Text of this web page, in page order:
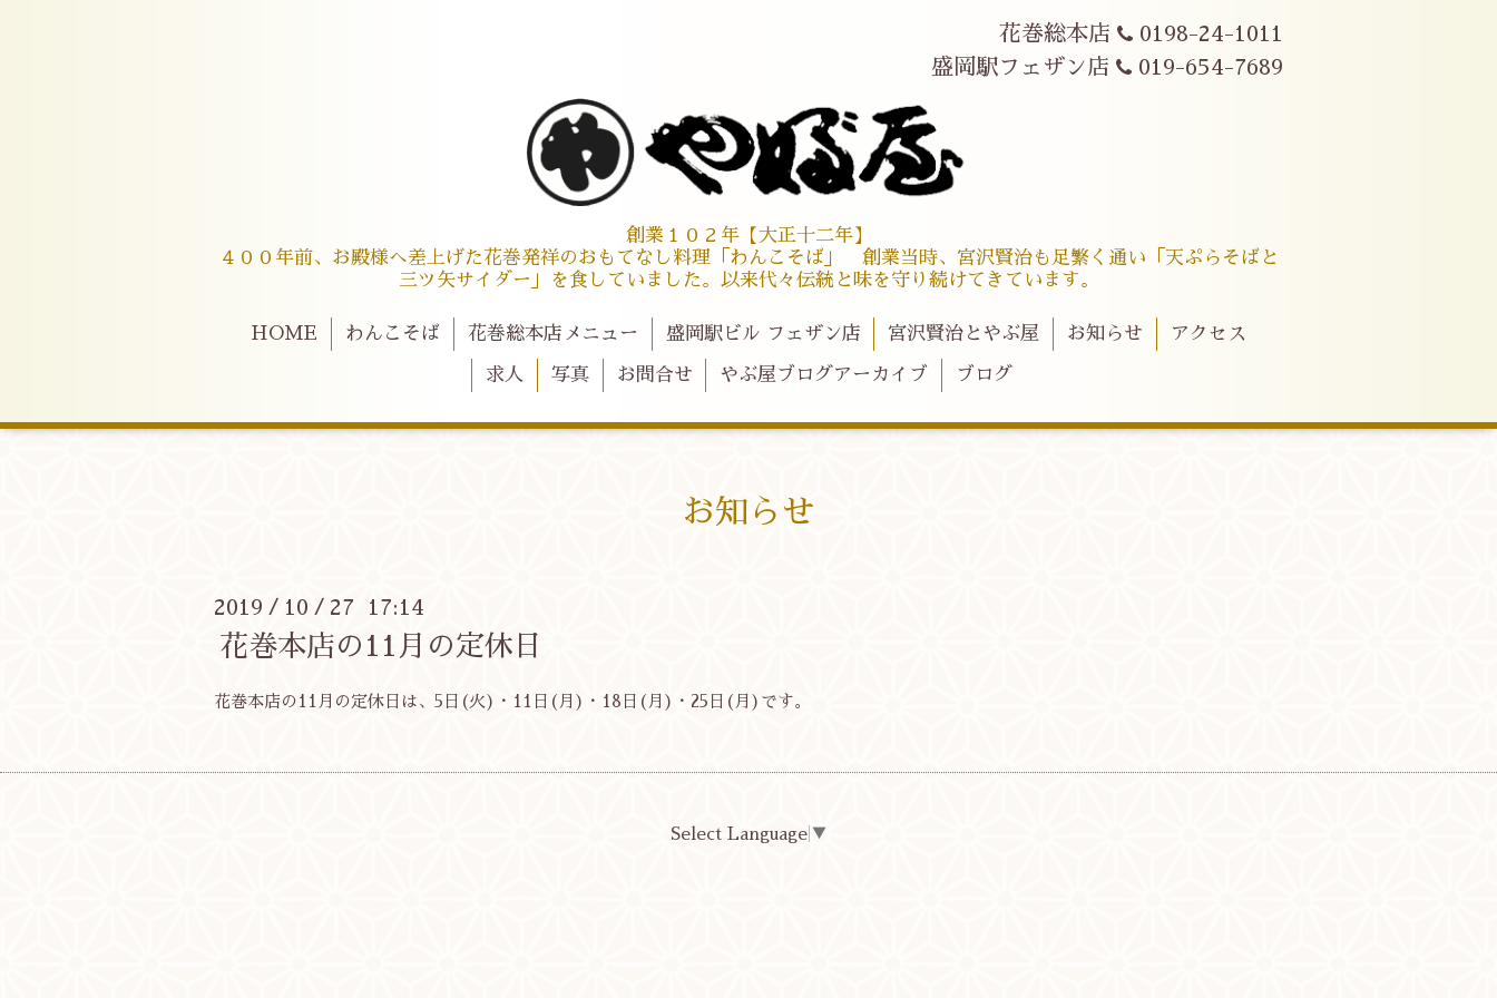
花巻総本店
0198-24-1011
盛岡駅フェザン店
019-654-7689
創業１０２年【大正十二年】
４００年前、お殿様へ差上げた花巻発祥のおもてなし料理「わんこそば」 創業当時、宮沢賢治も足繁く通い「天ぷらそばと
三ツ矢サイダー」を食していました。以来代々伝統と味を守り続けてきています。
HOME わんこそば 花巻総本店メニュー 盛岡駅ビル フェザン店 宮沢賢治とやぶ屋 お知らせ アクセス
求人 写真 お問合せ やぶ屋ブログアーカイブ ブログ
お知らせ
2019 / 10 / 27 17:14
花巻本店の11月の定休日
花巻本店の11月の定休日は、5日(火)・11日(月)・18日(月)・25日(月)です。
Select Language ▼